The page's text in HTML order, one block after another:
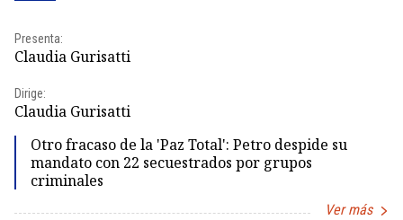
Presenta:
Claudia Gurisatti
Dirige:
Claudia Gurisatti
Otro fracaso de la 'Paz Total': Petro despide su
mandato con 22 secuestrados por grupos
criminales
Ver más